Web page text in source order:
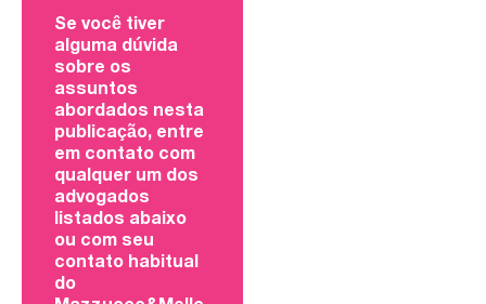
Se você tiver
alguma dúvida
sobre os
assuntos
abordados nesta
publicação, entre
em contato com
qualquer um dos
advogados
listados abaixo
ou com seu
contato habitual
do